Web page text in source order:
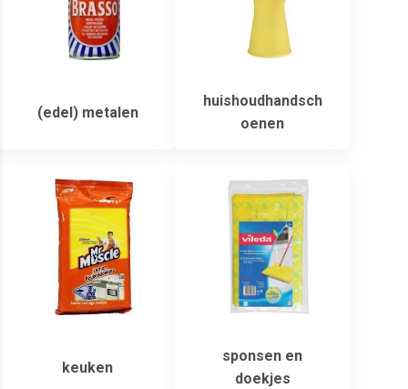
(edel) metalen
huishoudhandsch
oenen
keuken
sponsen en
doekjes